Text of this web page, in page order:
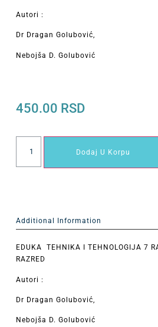
Autori :
Dr Dragan Golubović,
Nebojša D. Golubović
450.00 RSD
Dodaj U Korpu
Additional Information
EDUKA TEHNIKA I TEHNOLOGIJA 7
RAZRED
Autori :
Dr Dragan Golubović,
Nebojša D. Golubović